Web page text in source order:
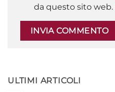
da questo sito web.
ULTIMI ARTICOLI